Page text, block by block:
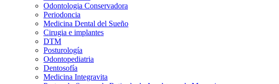
Odontologia Conservadora
Periodoncia
Medicina Dental del Sueño
Cirugia e implantes
DTM
Posturología
Odontopediatria
Dentosofía
Medicina Integravita